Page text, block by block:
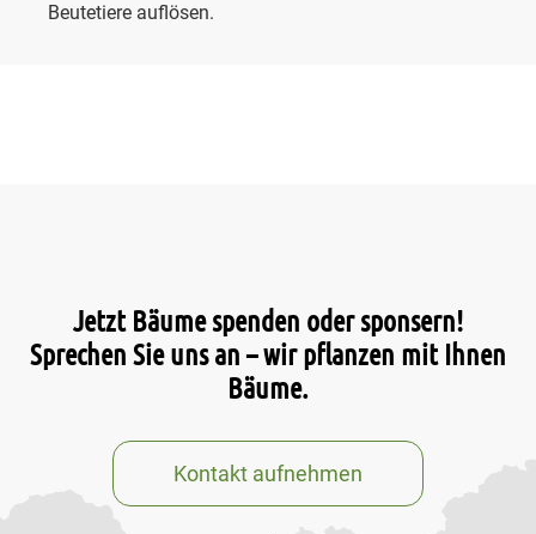
Beutetiere auflösen.
Jetzt Bäume spenden oder sponsern!
Sprechen Sie uns an – wir pflanzen mit Ihnen
Bäume.
Kontakt aufnehmen